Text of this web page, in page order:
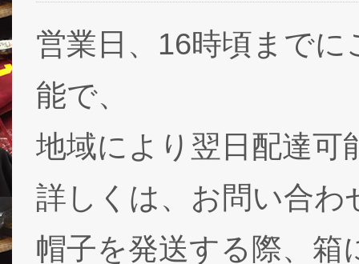
営業日、16時頃まで
能で、
地域により翌日配達可
詳しくは、お問い合わ
帽子を発送する際、箱